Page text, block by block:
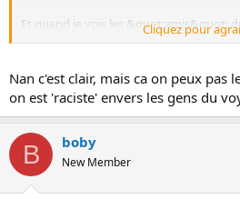
Et quand je vois les &quot;amis&quot;
gentil monsieur qui a forcé à 2 reprises
qu'on stigmatise toujours à tort)[/sup]
gendarmerie (bon je dévie un peu), je
pour les dégâts. Encore vous et moi (et
et surement pas les fautifs, vu qu'ils ne
Cliquez pour
Nan c'est clair, mais ca on peux pas
on est 'raciste' envers les gens du
B boby
New Member